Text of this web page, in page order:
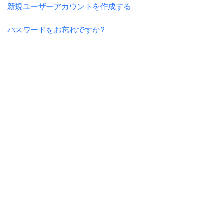
新規ユーザーアカウントを作成する
パスワードをお忘れですか?